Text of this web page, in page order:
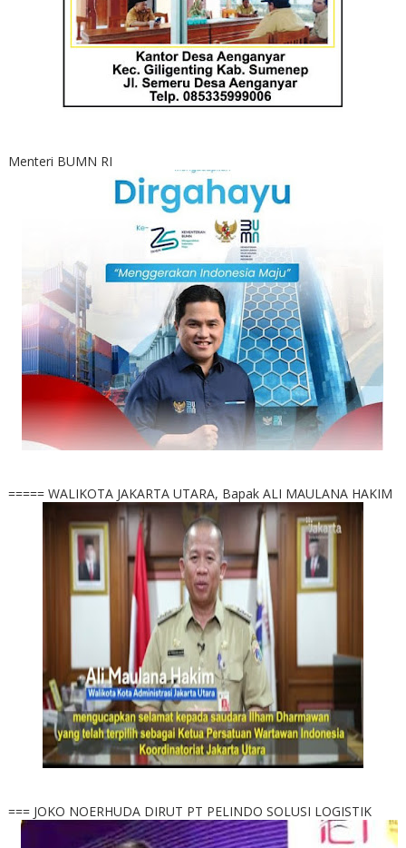
Menteri BUMN RI
===== WALIKOTA JAKARTA UTARA, Bapak ALI MAULANA HAKIM
=== JOKO NOERHUDA DIRUT PT PELINDO SOLUSI LOGISTIK